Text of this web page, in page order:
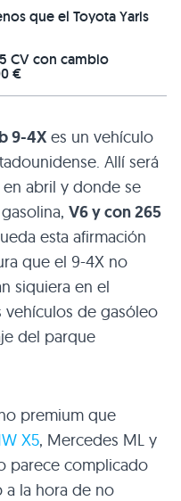
que el Toyota Yaris
CV con cambio
€
9-4X es un vehículo
Allí será
abril y donde se
V6 y con 265
esta afirmación
que el 9-4X no
siquiera en el
de gasóleo
del parque
premium que
X5, Mercedes ML y
parece complicado
a la hora de no